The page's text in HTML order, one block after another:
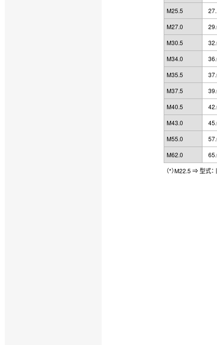
M25.5
M27.0
M30.5
M34.0
M35.5
M37.5
M40.5
M43.0
M55.0
M62.0
（*）M22.5 ⇒ 型式